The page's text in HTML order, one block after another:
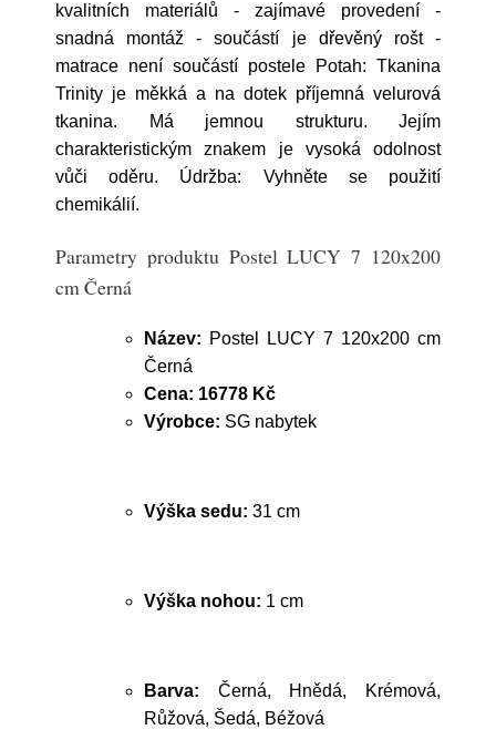
kvalitních materiálů - zajímavé provedení -
snadná montáž - součástí je dřevěný rošt -
matrace není součástí postele Potah: Tkanina
Trinity je měkká a na dotek příjemná velurová
tkanina. Má jemnou strukturu. Jejím
charakteristickým znakem je vysoká odolnost
vůči oděru. Údržba: Vyhněte se použití
chemikálií.
Parametry produktu Postel LUCY 7 120x200
cm Černá
Název: Postel LUCY 7 120x200 cm
Černá
Cena: 16778 Kč
Výrobce: SG nabytek
Výška sedu: 31 cm
Výška nohou: 1 cm
Barva: Černá, Hnědá, Krémová,
Růžová, Šedá, Béžová